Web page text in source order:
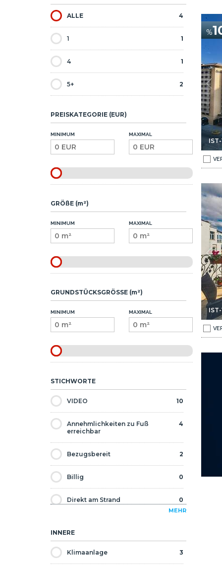
ALLE 4
1 1
4 1
5+ 2
PREISKATEGORIE (EUR)
MINIMUM MAXIMAL
GRÖßE (m²)
MINIMUM MAXIMAL
GRUNDSTÜCKSGRÖSSE (m²)
MINIMUM MAXIMAL
STICHWORTE
VIDEO 10
Annehmlichkeiten zu Fuß
erreichbar
4
Bezugsbereit 2
Billig 0
Direkt am Strand 0
MEHR
INNERE
Klimaanlage 3
Metro In Beyoglu 1Meerblick Hotel Nahe Des Taksim-platzes Der Metro In
%
In Taksim Istanbul 1Lizenz Bosporusblick Hotel Nahe Der Metro In Taksim